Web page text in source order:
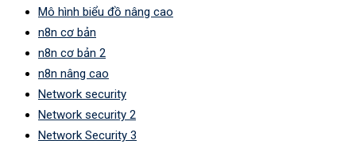
Mô hình biểu đồ nâng cao
n8n cơ bản
n8n cơ bản 2
n8n nâng cao
Network security
Network security 2
Network Security 3